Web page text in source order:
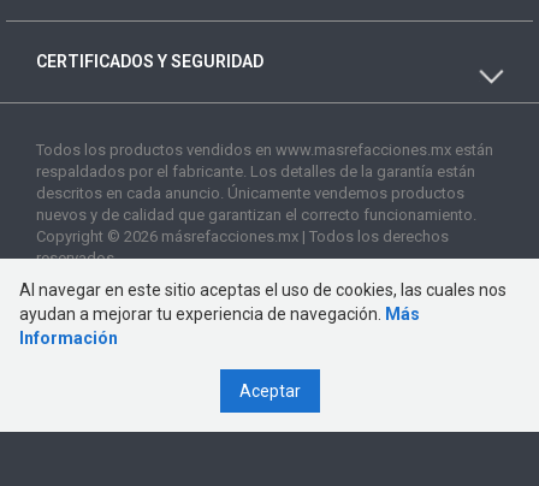
CERTIFICADOS Y SEGURIDAD
Todos los productos vendidos en www.masrefacciones.mx están
respaldados por el fabricante. Los detalles de la garantía están
descritos en cada anuncio. Únicamente vendemos productos
nuevos y de calidad que garantizan el correcto funcionamiento.
Copyright © 2026 másrefacciones.mx | Todos los derechos
reservados
Al navegar en este sitio aceptas el uso de cookies, las cuales nos
ayudan a mejorar tu experiencia de navegación.
Más
Información
Aceptar